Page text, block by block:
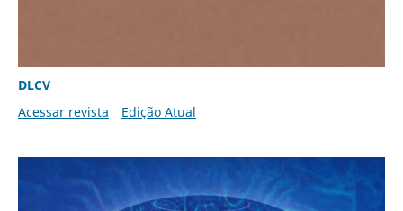
DLCV
Acessar revista
Edição Atual